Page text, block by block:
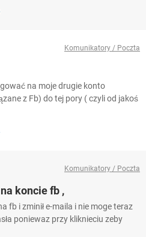
Komunikatory / Poczta
na moje drugie konto
z Fb) do tej pory ( czyli od jakoś
Komunikatory / Poczta
koncie fb ,
fb i zminił e-maila i nie moge teraz
poniewaz przy kliknieciu zeby